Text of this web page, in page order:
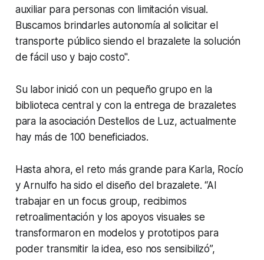
auxiliar para personas con limitación visual.
Buscamos brindarles autonomía al solicitar el
transporte público siendo el brazalete la solución
de fácil uso y bajo costo".
Su labor inició con un pequeño grupo en la
biblioteca central y con la entrega de brazaletes
para la asociación Destellos de Luz, actualmente
hay más de 100 beneficiados.
Hasta ahora, el reto más grande para Karla, Rocío
y Arnulfo ha sido el diseño del brazalete. “Al
trabajar en un focus group, recibimos
retroalimentación y los apoyos visuales se
transformaron en modelos y prototipos para
poder transmitir la idea, eso nos sensibilizó”,